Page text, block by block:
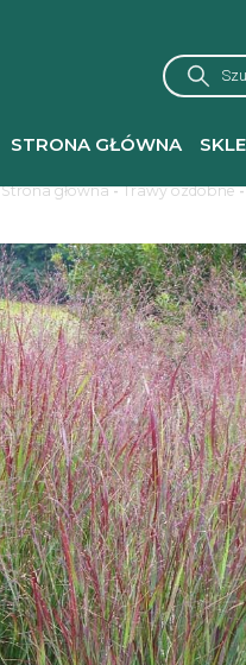
STRONA GŁÓWNA
Strona główna-Trawy ozdobne